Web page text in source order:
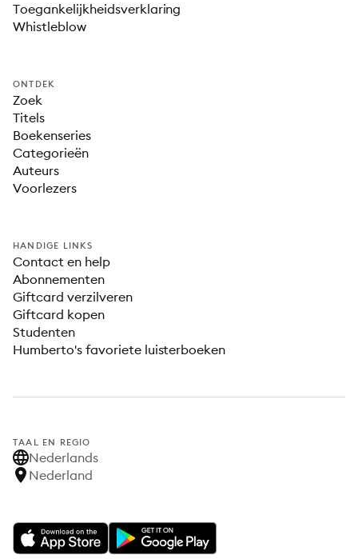
Toegankelijkheidsverklaring
Whistleblow
ONTDEK
Zoek
Titels
Boekenseries
Categorieën
Auteurs
Voorlezers
HANDIGE LINKS
Contact en help
Abonnementen
Giftcard verzilveren
Giftcard kopen
Studenten
Humberto's favoriete luisterboeken
TAAL EN REGIO
Nederlands
Nederland